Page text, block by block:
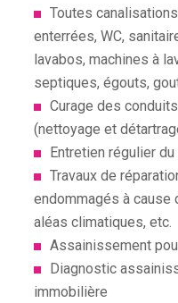
Toutes
enterrées, WC,
lavabos, machines à
septiques, égouts,
Curage des
(nettoyage et
Entretien régulier du
Travaux de
endommagés à cause
aléas climatiques, etc.
Assainissement
Diagnostic
immobilière